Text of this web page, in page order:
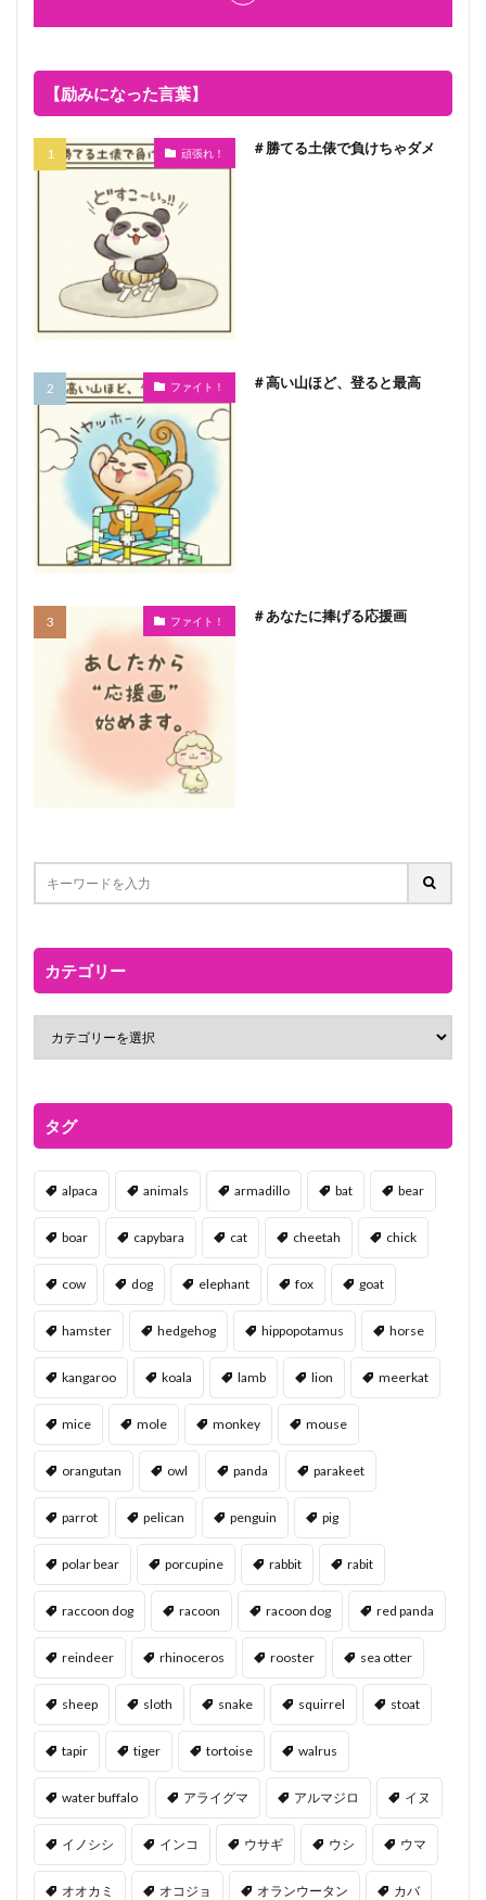
【励みになった言葉】
頑張れ！ ＃勝てる土俵で負けちゃダメ
ファイト！ ＃高い山ほど、登ると最高
ファイト！ ＃あなたに捧げる応援画
カテゴリー
タグ
alpaca animals armadillo bat bear
boar capybara cat cheetah chick
cow dog elephant fox goat
hamster hedgehog hippopotamus horse
kangaroo koala lamb lion meerkat
mice mole monkey mouse
orangutan owl panda parakeet
parrot pelican penguin pig
polar bear porcupine rabbit rabit
raccoon dog racoon racoon dog red panda
reindeer rhinoceros rooster sea otter
sheep sloth snake squirrel stoat
tapir tiger tortoise walrus
water buffalo アライグマ アルマジロ イヌ
イノシシ インコ ウサギ ウシ ウマ
オオカミ オコジョ オランウータン カバ